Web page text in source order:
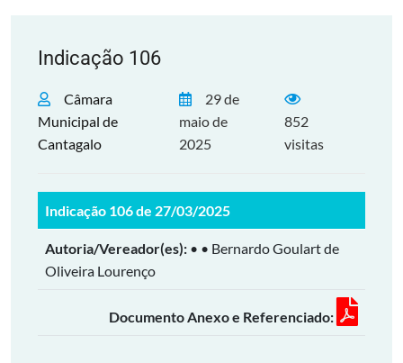
Indicação 106
Câmara
Municipal de
Cantagalo
29 de
maio de
2025
852
visitas
Indicação 106 de 27/03/2025
Autoria/Vereador(es): • • Bernardo Goulart de
Oliveira Lourenço
Documento Anexo e Referenciado: